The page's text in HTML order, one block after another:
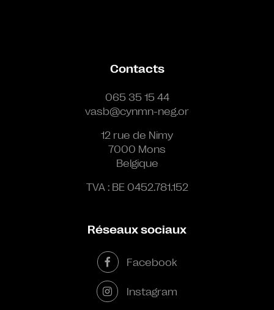
Contacts
065 35 15 44
vasb@cynmn-neg.or
12 rue de Nimy
7000 Mons
Belgique
TVA : BE 0452.781.152
Réseaux sociaux
Facebook
Instagram